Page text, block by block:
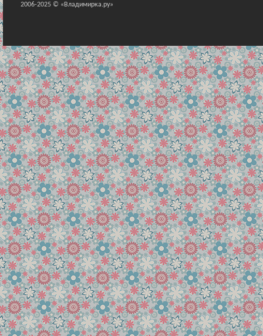
2006-2025 © «Владимирка.ру»